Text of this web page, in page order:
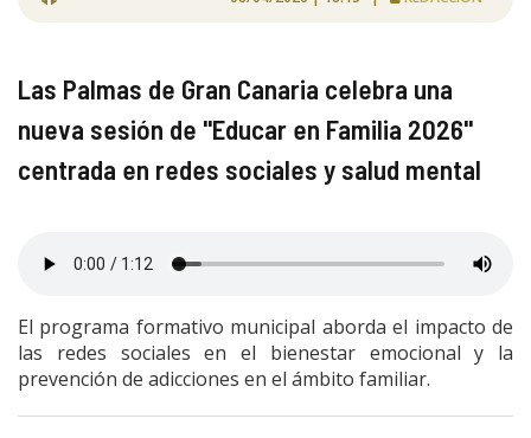
Las Palmas de Gran Canaria celebra una
nueva sesión de "Educar en Familia 2026"
centrada en redes sociales y salud mental
El programa formativo municipal aborda el impacto de
las redes sociales en el bienestar emocional y la
prevención de adicciones en el ámbito familiar.